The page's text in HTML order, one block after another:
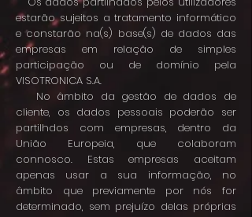
estarão sujeitos a tratamento informático
e constarão na(s) base(s) de dados das
empresas em relação de simples
participação ou de domínio pela
VISOTRONICA S.A.
No âmbito da gestão de dados de
cliente, os dados pessoais poderão ser
partilhdos com empresas, dentro da
União Europeia, que colaboram
connosco. Estas empresas aceitam
apenas usar a sua informação, no
âmbito que previamente por nós for
determinado, sem prejuízo delas próprias